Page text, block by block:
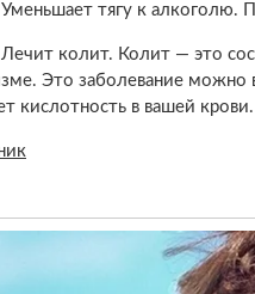
тягу к алкоголю.
колит. Колит — это
Это заболевание можно
кислотность в вашей крови.